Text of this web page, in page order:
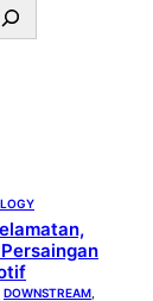
DOWNSTREAM